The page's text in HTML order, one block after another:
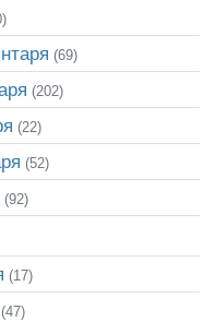
(69)
(202)
(22)
(52)
(92)
(17)
(47)